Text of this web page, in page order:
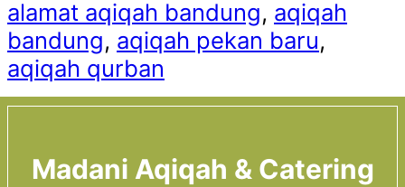
alamat aqiqah bandung, aqiqah
bandung, aqiqah pekan baru,
aqiqah qurban
Madani Aqiqah & Catering